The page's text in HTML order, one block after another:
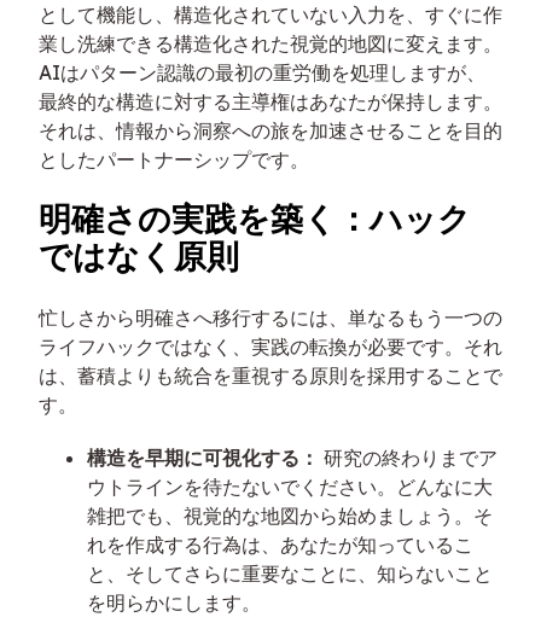
として機能し、構造化されていない入力を、すぐに作
業し洗練できる構造化された視覚的地図に変えます。
AIはパターン認識の最初の重労働を処理しますが、
最終的な構造に対する主導権はあなたが保持します。
それは、情報から洞察への旅を加速させることを目的
としたパートナーシップです。
明確さの実践を築く：ハック
ではなく原則
忙しさから明確さへ移行するには、単なるもう一つの
ライフハックではなく、実践の転換が必要です。それ
は、蓄積よりも統合を重視する原則を採用することで
す。
構造を早期に可視化する： 研究の終わりまでア
ウトラインを待たないでください。どんなに大
雑把でも、視覚的な地図から始めましょう。そ
れを作成する行為は、あなたが知っているこ
と、そしてさらに重要なことに、知らないこと
を明らかにします。